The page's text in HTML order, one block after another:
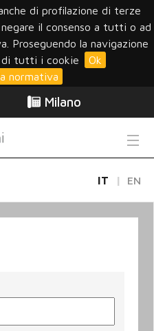
di profilazione di terze
il consenso a tutti o ad
Proseguendo la navigazione
di tutti i cookie
Ok
normativa
Milano
IT EN